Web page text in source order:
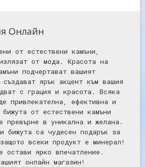
Онлайн
от естествени камъни,
от мода. Красота на
подчертават вашият
ярък акцент към вашия
с грация и красота. Всяка
привлекателна, ефективна и
от естествени камъни
превърне в уникална и желана.
бижута са чудесен подарък за
всеки продукт е минерал!
остави ярко впечатление.
онлайн магазин!